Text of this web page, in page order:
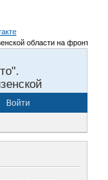
области на фронты
Войти